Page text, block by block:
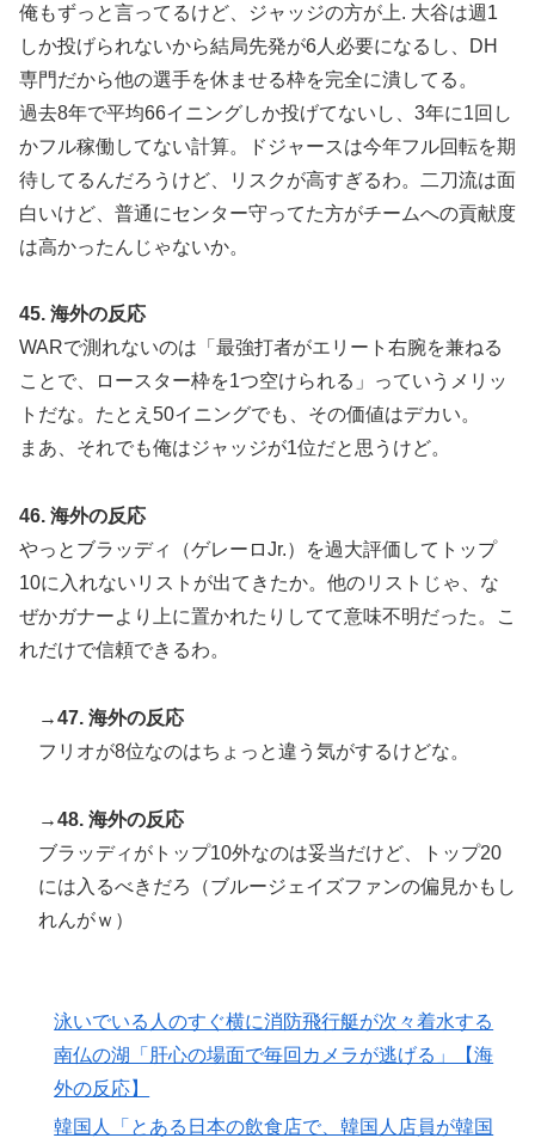
俺もずっと言ってるけど、ジャッジの方が上. 大谷は週1
しか投げられないから結局先発が6人必要になるし、DH
専門だから他の選手を休ませる枠を完全に潰してる。
過去8年で平均66イニングしか投げてないし、3年に1回し
かフル稼働してない計算。ドジャースは今年フル回転を期
待してるんだろうけど、リスクが高すぎるわ。二刀流は面
白いけど、普通にセンター守ってた方がチームへの貢献度
は高かったんじゃないか。
45. 海外の反応
WARで測れないのは「最強打者がエリート右腕を兼ねる
ことで、ロースター枠を1つ空けられる」っていうメリッ
トだな。たとえ50イニングでも、その価値はデカい。
まあ、それでも俺はジャッジが1位だと思うけど。
46. 海外の反応
やっとブラッディ（ゲレーロJr.）を過大評価してトップ
10に入れないリストが出てきたか。他のリストじゃ、な
ぜかガナーより上に置かれたりしてて意味不明だった。こ
れだけで信頼できるわ。
→47. 海外の反応
フリオが8位なのはちょっと違う気がするけどな。
→48. 海外の反応
ブラッディがトップ10外なのは妥当だけど、トップ20
には入るべきだろ（ブルージェイズファンの偏見かもし
れんがｗ）
泳いでいる人のすぐ横に消防飛行艇が次々着水する
南仏の湖「肝心の場面で毎回カメラが逃げる」【海
外の反応】
韓国人「とある日本の飲食店で、韓国人店員が韓国